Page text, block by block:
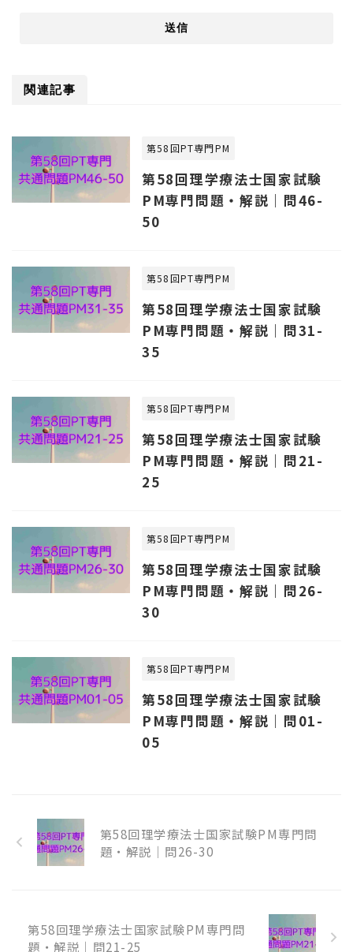
関連記事
第58回PT専門PM
第58回理学療法士国家試験
PM専門問題・解説｜問46-
50
第58回PT専門PM
第58回理学療法士国家試験
PM専門問題・解説｜問31-
35
第58回PT専門PM
第58回理学療法士国家試験
PM専門問題・解説｜問21-
25
第58回PT専門PM
第58回理学療法士国家試験
PM専門問題・解説｜問26-
30
第58回PT専門PM
第58回理学療法士国家試験
PM専門問題・解説｜問01-
05
第58回理学療法士国家試験PM専門問
題・解説｜問26-30
第58回理学療法士国家試験PM専門問
題・解説｜問21-25